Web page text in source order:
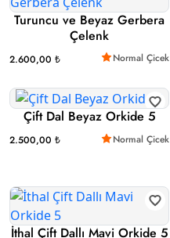
Turuncu ve Beyaz Gerbera
Çelenk
2.600,00 ₺ Normal Çicek
Çift Dal Beyaz Orkide 5
2.500,00 ₺ Normal Çicek
İthal Çift Dallı Mavi Orkide 5